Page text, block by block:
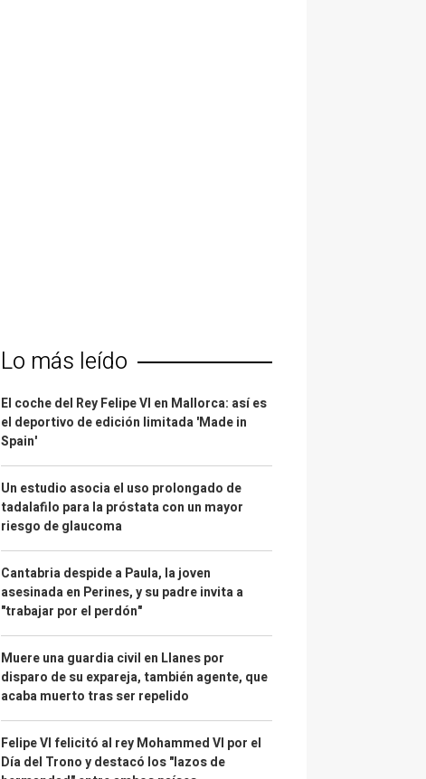
Lo más leído
El coche del Rey Felipe VI en Mallorca: así es
el deportivo de edición limitada 'Made in
Spain'
Un estudio asocia el uso prolongado de
tadalafilo para la próstata con un mayor
riesgo de glaucoma
Cantabria despide a Paula, la joven
asesinada en Perines, y su padre invita a
"trabajar por el perdón"
Muere una guardia civil en Llanes por
disparo de su expareja, también agente, que
acaba muerto tras ser repelido
Felipe VI felicitó al rey Mohammed VI por el
Día del Trono y destacó los "lazos de